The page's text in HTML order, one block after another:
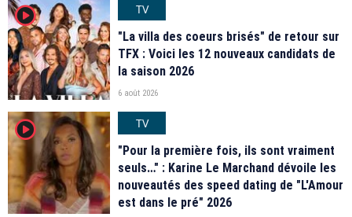
player2
TV
"La villa des coeurs brisés" de retour sur
TFX : Voici les 12 nouveaux candidats de
la saison 2026
6 août 2026
player2
TV
"Pour la première fois, ils sont vraiment
seuls…" : Karine Le Marchand dévoile les
nouveautés des speed dating de "L'Amour
est dans le pré" 2026